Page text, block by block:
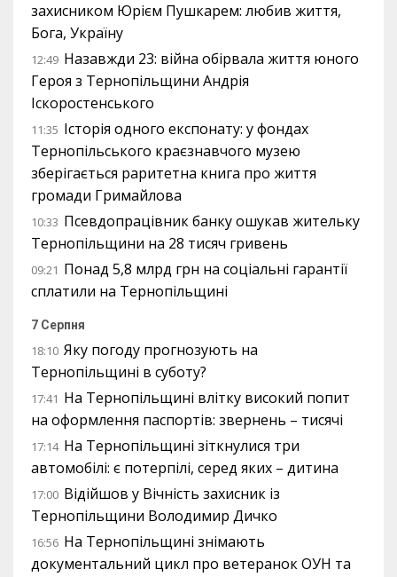
захисником Юрієм Пушкарем: любив життя,
Бога, Україну
12:49 Назавжди 23: війна обірвала життя юного
Героя з Тернопільщини Андрія
Іскоростенського
11:35 Історія одного експонату: у фондах
Тернопільського краєзнавчого музею
зберігається раритетна книга про життя
громади Гримайлова
10:33 Псевдопрацівник банку ошукав жительку
Тернопільщини на 28 тисяч гривень
09:21 Понад 5,8 млрд грн на соціальні гарантії
сплатили на Тернопільщині
7 Серпня
18:10 Яку погоду прогнозують на
Тернопільщині в суботу?
17:41 На Тернопільщині влітку високий попит
на оформлення паспортів: звернень – тисячі
17:14 На Тернопільщині зіткнулися три
автомобілі: є потерпілі, серед яких – дитина
17:00 Відійшов у Вічність захисник із
Тернопільщини Володимир Дичко
16:56 На Тернопільщині знімають
документальний цикл про ветеранок ОУН та